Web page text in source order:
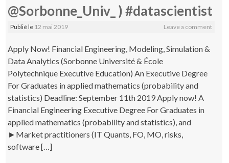
@Sorbonne_Univ_ ) #datascientist
Publié le 12 mai 2019 Leave a comment
Apply Now! Financial Engineering, Modeling, Simulation &
Data Analytics (Sorbonne Université & École
Polytechnique Executive Education) An Executive Degree
For Graduates in applied mathematics (probability and
statistics) Deadline: September 11th 2019 Apply now! A
Financial Engineering Executive Degree For Graduates in
applied mathematics (probability and statistics), and
►Market practitioners (IT Quants, FO, MO, risks,
software […]